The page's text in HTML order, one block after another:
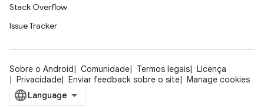
Stack Overflow
Issue Tracker
Sobre o Android Comunidade Termos legais
Licença
Privacidade
Enviar feedback sobre o site Manage cookies